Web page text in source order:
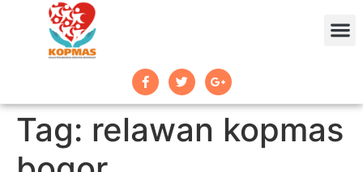
Tag: relawan kopmas